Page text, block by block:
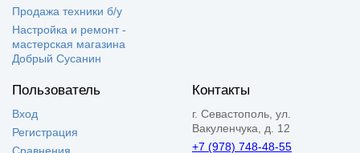
Продажа техники б/у
Настройка и ремонт -
мастерская магазина
Добрый Сусанин
Пользователь
Вход
Регистрация
Контакты
г. Севастополь, ул.
Вакуленчука, д. 12
+7 (978) 748-48-55